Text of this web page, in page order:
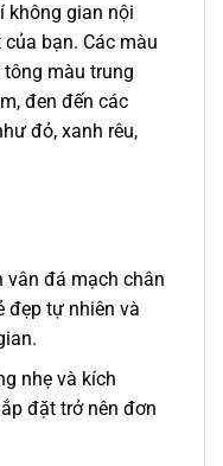
không gian nội
bạn. Các màu
màu trung
đen đến các
đỏ, xanh rêu,
vân đá mạch chân
đẹp tự nhiên và
nhẹ và kích
đặt trở nên đơn